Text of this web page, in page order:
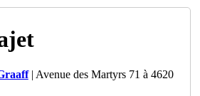
| Avenue des Martyrs 71 à 4620